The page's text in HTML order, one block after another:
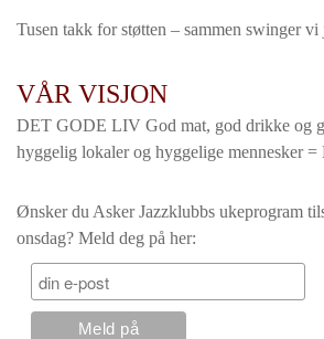
Tusen takk for støtten – sammen swinger vi
VÅR VISJON
DET GODE LIV God mat, god drikke og
hyggelig lokaler og hyggelige mennesker
Ønsker du Asker Jazzklubbs ukeprogram
onsdag? Meld deg på her: